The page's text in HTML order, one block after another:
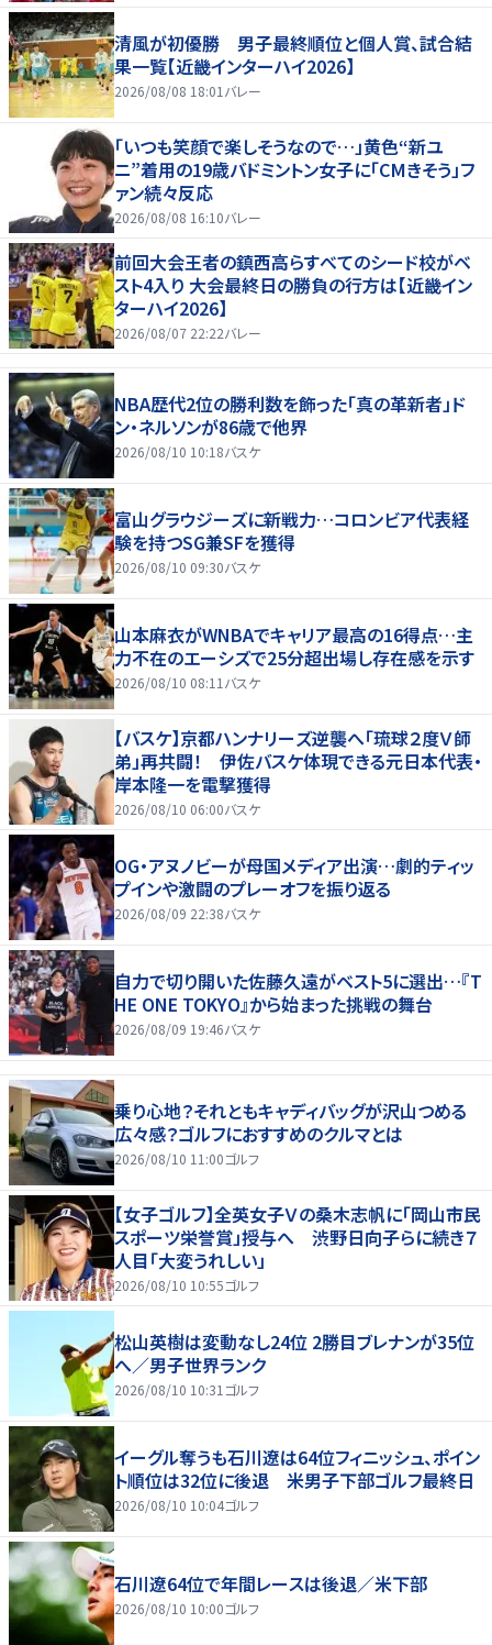
清風が初優勝 男子最終順位と個人賞、試合結
果一覧【近畿インターハイ2026】
2026/08/08 18:01 バレー
「いつも笑顔で楽しそうなので…」黄色“新ユ
ニ”着用の19歳バドミントン女子に「CMきそう」フ
ァン続々反応
2026/08/08 16:10バレー
前回大会王者の鎮西高らすべてのシード校がベ
スト4入り 大会最終日の勝負の行方は【近畿イン
ターハイ2026】
2026/08/07 22:22バレー
NBA歴代2位の勝利数を飾った「真の革新者」ド
ン・ネルソンが86歳で他界
2026/08/10 10:18バスケ
富山グラウジーズに新戦力…コロンビア代表経
験を持つSG兼SFを獲得
2026/08/10 09:30バスケ
山本麻衣がWNBAでキャリア最高の16得点…主
力不在のエーシズで25分超出場し存在感を示す
2026/08/10 08:11 バスケ
【バスケ】京都ハンナリーズ逆襲へ「琉球２度Ｖ師
弟」再共闘！ 伊佐バスケ体現できる元日本代表・
岸本隆一を電撃獲得
2026/08/10 06:00バスケ
OG・アヌノビーが母国メディア出演…劇的ティッ
プインや激闘のプレーオフを振り返る
2026/08/09 22:38バスケ
自力で切り開いた佐藤久遠がベスト5に選出…『T
HE ONE TOKYO』から始まった挑戦の舞台
2026/08/09 19:46バスケ
乗り心地？それともキャディバッグが沢山つめる
広々感？ゴルフにおすすめのクルマとは
2026/08/10 11:00ゴルフ
【女子ゴルフ】全英女子Ｖの桑木志帆に「岡山市民
スポーツ栄誉賞」授与へ 渋野日向子らに続き７
人目「大変うれしい」
2026/08/10 10:55ゴルフ
松山英樹は変動なし24位 2勝目ブレナンが35位
へ／男子世界ランク
2026/08/10 10:31 ゴルフ
イーグル奪うも石川遼は64位フィニッシュ、ポイン
ト順位は32位に後退 米男子下部ゴルフ最終日
2026/08/10 10:04ゴルフ
石川遼64位で年間レースは後退／米下部
2026/08/10 10:00ゴルフ